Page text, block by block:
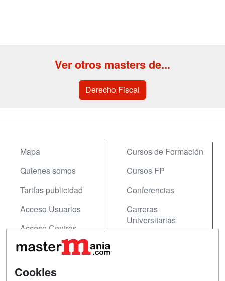
Ver otros masters de...
Derecho Fiscal
Mapa
Quienes somos
Tarifas publicidad
Acceso Usuarios
Acceso Centros
Cursos de Formación
Cursos FP
Conferencias
Carreras
Universitarias
Contactar
Cookies